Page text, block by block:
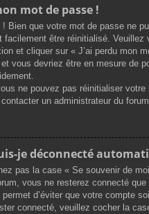
mot de passe !
! Bien que votre mot de passe ne
facilement être réinitialisé. Veuillez
et cliquer sur « J’ai perdu mon
vous devriez être en mesure de
ne pouvez pas réinitialiser votre
un administrateur du forum.
je déconnecté
pas la case « Se souvenir de
vous ne resterez connecté que
d’éviter que votre compte
connecté, veuillez cocher la